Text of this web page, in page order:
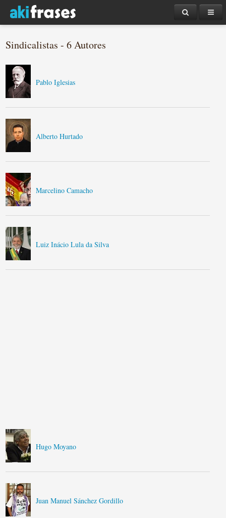
Sindicalistas - 6 Autores
Pablo Iglesias
Alberto Hurtado
Marcelino Camacho
Luiz Inácio Lula da Silva
Hugo Moyano
Juan Manuel Sánchez Gordillo